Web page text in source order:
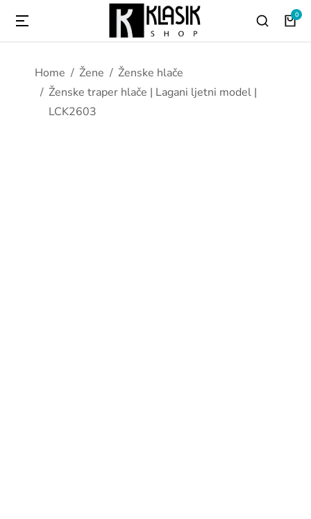
You are here:
Home Žene
Ženske hlače
Ženske traper hlače | Lagani ljetni model |
LCK2603